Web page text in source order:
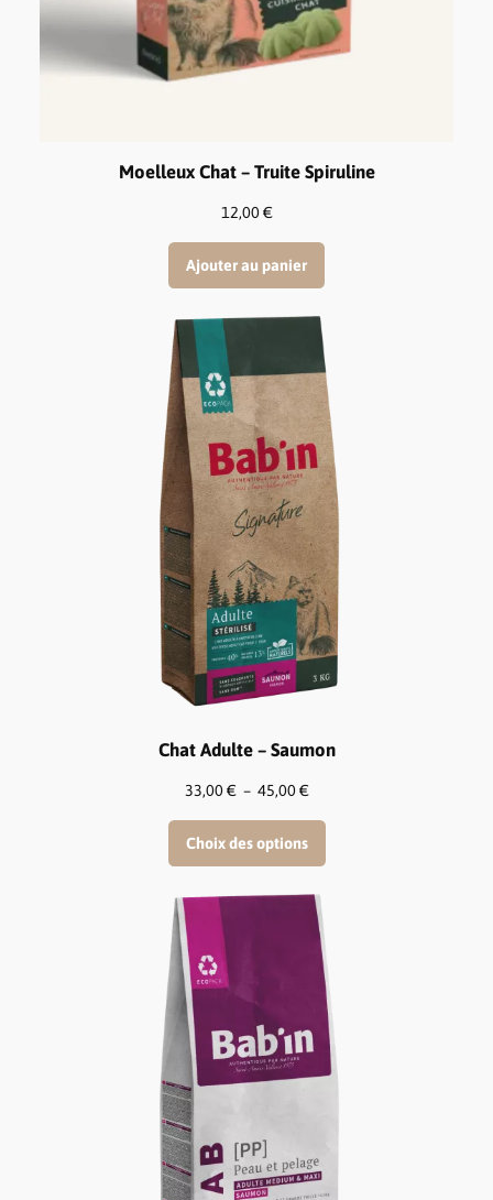
Moelleux Chat – Truite Spiruline
12,00€
Ajouter au panier
Chat Adulte – Saumon
33,00€ – 45,00€Plage
prix :
33,00 €
45,00 €
Choix des options